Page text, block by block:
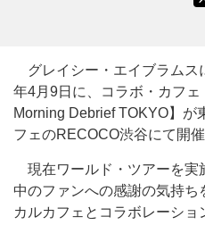
グレイシー・エイブラムス
年4月9日に、コラボ・カフ
Morning Debrief TOKYO】が
フェのRECOCO渋谷にて開催
現在ワールド・ツアーを実
中のファンへの感謝の気持
カルカフェとコラボレーシ